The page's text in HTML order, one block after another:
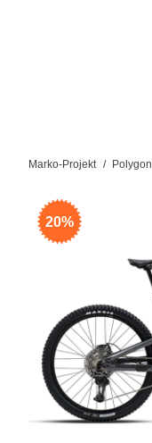
Marko-Projekt Polygon
20%